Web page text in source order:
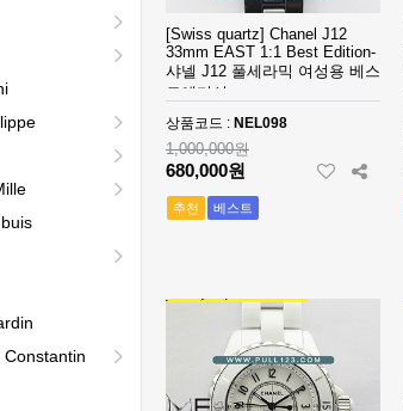
Constantin
[Swiss quartz] Chanel J12
33mm EAST 1:1 Best Edition-
샤넬 J12 풀세라믹 여성용 베스
트에디션
상품코드 : NEL098
1,000,000원
680,000원
추천 베스트